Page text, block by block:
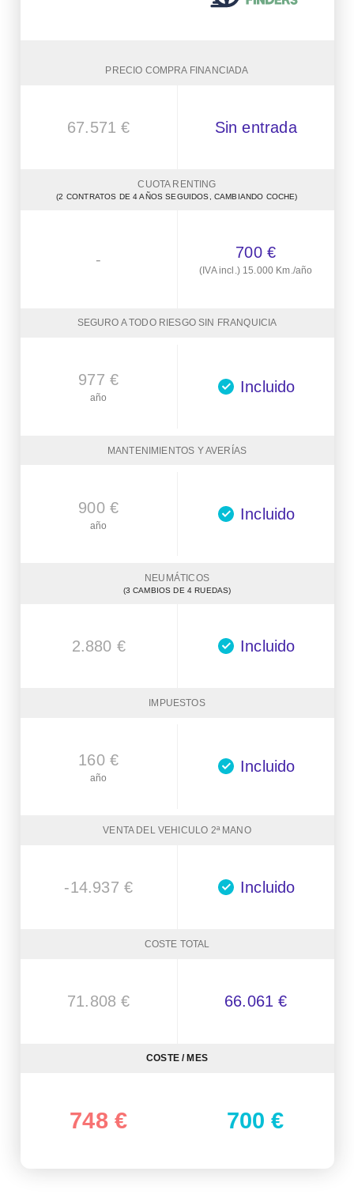
67.571 €
PRECIO COMPRA FINANCIADA
Sin entrada
-
CUOTA RENTING
(2 CONTRATOS DE 4 AÑOS SEGUIDOS, CAMBIANDO COCHE)
700 €
(IVA incl.) 15.000 Km./año
977 €
año
SEGURO A TODO RIESGO SIN FRANQUICIA
Incluido
900 €
año
MANTENIMIENTOS Y AVERÍAS
Incluido
2.880 €
NEUMÁTICOS
(3 CAMBIOS DE 4 RUEDAS)
Incluido
160 €
año
IMPUESTOS
Incluido
-14.937 €
VENTA DEL VEHICULO 2ª MANO
Incluido
71.808 €
COSTE TOTAL
66.061 €
748 €
COSTE / MES
700 €